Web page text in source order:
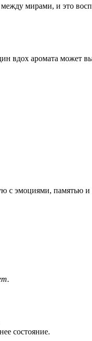
мирами, и это
вдох аромата может
с эмоциями, памятью
.
состояние.